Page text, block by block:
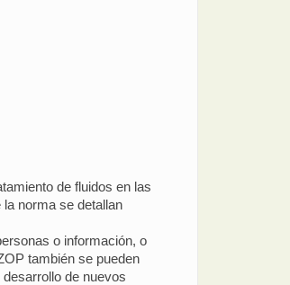
de fluidos en las
norma se detallan
o información, o
también se pueden
de nuevos